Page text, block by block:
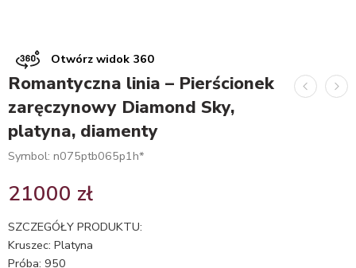
Otwórz widok 360
Romantyczna linia – Pierścionek
zaręczynowy Diamond Sky,
platyna, diamenty
Symbol: n075ptb065p1h*
21000 zł
SZCZEGÓŁY PRODUKTU:
Kruszec: Platyna
Próba: 950